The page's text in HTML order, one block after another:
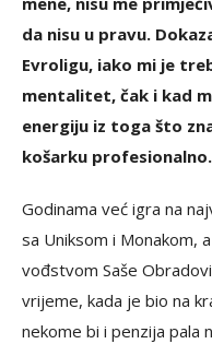
da nisu u pravu.
Evroligu, iako mi je
mentalitet, čak i kad
energiju iz toga što
košarku
Godinama već igra na
sa Uniksom i Monakom,
vođstvom Saše
vrijeme, kada je bio na
nekome bi i penzija pala